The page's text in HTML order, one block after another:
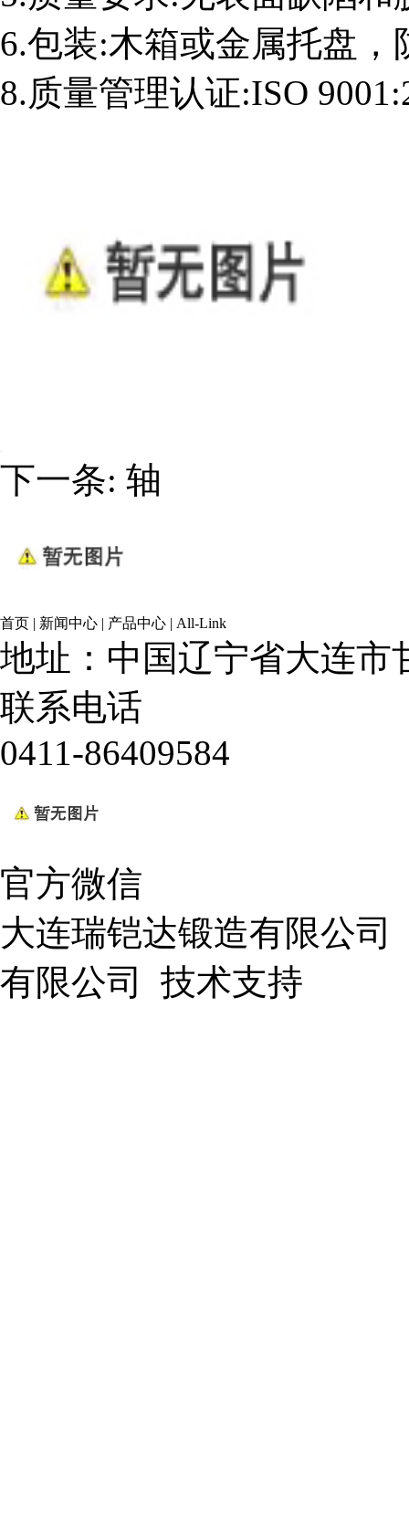
6.包装:木箱或金属托盘，
8.质量管理认证:ISO
下一条: 轴
首页 | 新闻中心 | 产品中心 | All-Link
地址：中国辽宁省大连市
联系电话
0411-86409584
官方微信
大连瑞铠达锻造有限公
有限公司
技术支持